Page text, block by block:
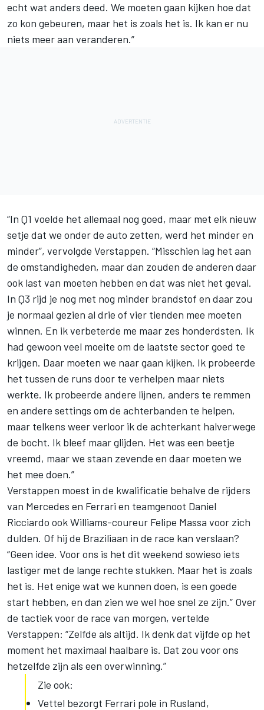
echt wat anders deed. We moeten gaan kijken hoe dat
zo kon gebeuren, maar het is zoals het is. Ik kan er nu
niets meer aan veranderen.”
“In Q1 voelde het allemaal nog goed, maar met elk nieuw
setje dat we onder de auto zetten, werd het minder en
minder”, vervolgde Verstappen. “Misschien lag het aan
de omstandigheden, maar dan zouden de anderen daar
ook last van moeten hebben en dat was niet het geval.
In Q3 rijd je nog met nog minder brandstof en daar zou
je normaal gezien al drie of vier tienden mee moeten
winnen. En ik verbeterde me maar zes honderdsten. Ik
had gewoon veel moeite om de laatste sector goed te
krijgen. Daar moeten we naar gaan kijken. Ik probeerde
het tussen de runs door te verhelpen maar niets
werkte. Ik probeerde andere lijnen, anders te remmen
en andere settings om de achterbanden te helpen,
maar telkens weer verloor ik de achterkant halverwege
de bocht. Ik bleef maar glijden. Het was een beetje
vreemd, maar we staan zevende en daar moeten we
het mee doen.”
Verstappen moest in de kwalificatie behalve de rijders
van Mercedes en Ferrari en teamgenoot Daniel
Ricciardo ook Williams-coureur Felipe Massa voor zich
dulden. Of hij de Braziliaan in de race kan verslaan?
“Geen idee. Voor ons is het dit weekend sowieso iets
lastiger met de lange rechte stukken. Maar het is zoals
het is. Het enige wat we kunnen doen, is een goede
start hebben, en dan zien we wel hoe snel ze zijn.” Over
de tactiek voor de race van morgen, vertelde
Verstappen: “Zelfde als altijd. Ik denk dat vijfde op het
moment het maximaal haalbare is. Dat zou voor ons
hetzelfde zijn als een overwinning.”
Zie ook:
Vettel bezorgt Ferrari pole in Rusland,